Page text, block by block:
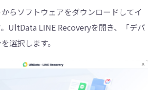
らソフトウェアをダウンロードしてイ
UltData LINE Recoveryを開き、「デバ
選択します。